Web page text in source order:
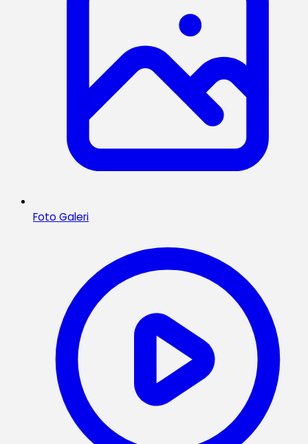
Foto Galeri